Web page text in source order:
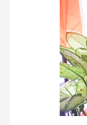
สมเด็จ
พระเจ้า
ลูกเธอ
เจ้า
ฟ้า
พัช
รกิ
ติ
ยาภา